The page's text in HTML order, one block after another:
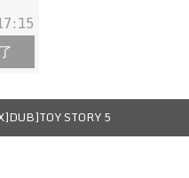
STORY 5